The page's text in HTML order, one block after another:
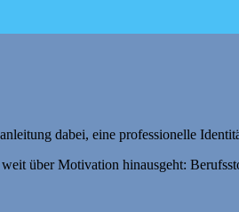
dabei, eine professionelle
über Motivation hinausgeht: